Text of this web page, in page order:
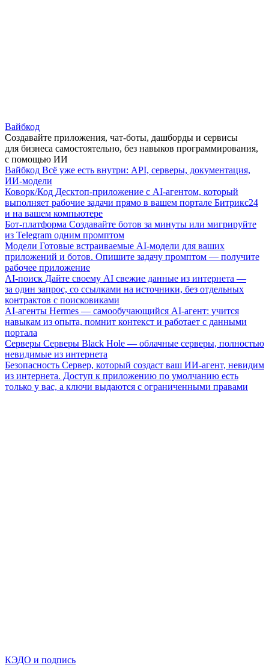
Вайбкод
Создавайте приложения, чат-боты, дашборды и сервисы
для бизнеса самостоятельно, без навыков программирования,
с помощью ИИ
Вайбкод Всё уже есть внутри: API, серверы, документация,
ИИ-модели
Коворк/Код Десктоп-приложение с AI-агентом, который
выполняет рабочие задачи прямо в вашем портале Битрикс24
и на вашем компьютере
Бот-платформа Создавайте ботов за минуты или мигрируйте
из Telegram одним промптом
Модели Готовые встраиваемые AI-модели для ваших
приложений и ботов. Опишите задачу промптом — получите
рабочее приложение
AI-поиск Дайте своему AI свежие данные из интернета —
за один запрос, со ссылками на источники, без отдельных
контрактов с поисковиками
AI-агенты Hermes — самообучающийся AI-агент: учится
навыкам из опыта, помнит контекст и работает с данными
портала
Серверы Серверы Black Hole — облачные серверы, полностью
невидимые из интернета
Безопасность Сервер, который создаст ваш ИИ-агент, невидим
из интернета. Доступ к приложению по умолчанию есть
только у вас, а ключи выдаются с ограниченными правами
КЭДО и подпись